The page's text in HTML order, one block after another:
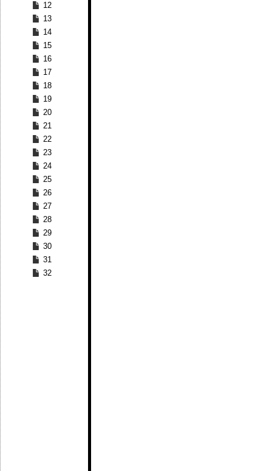
12
13
14
15
16
17
18
19
20
21
22
23
24
25
26
27
28
29
30
31
32